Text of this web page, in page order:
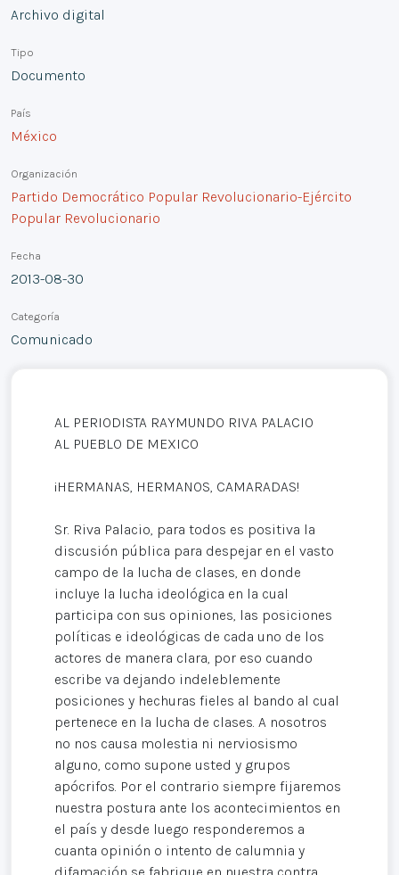
Archivo digital
Tipo
Documento
País
México
Organización
Partido Democrático Popular Revolucionario-Ejército
Popular Revolucionario
Fecha
2013-08-30
Categoría
Comunicado
AL PERIODISTA RAYMUNDO RIVA PALACIO
AL PUEBLO DE MEXICO
¡HERMANAS, HERMANOS, CAMARADAS!
Sr. Riva Palacio, para todos es positiva la
discusión pública para despejar en el vasto
campo de la lucha de clases, en donde
incluye la lucha ideológica en la cual
participa con sus opiniones, las posiciones
políticas e ideológicas de cada uno de los
actores de manera clara, por eso cuando
escribe va dejando indeleblemente
posiciones y hechuras fieles al bando al cual
pertenece en la lucha de clases. A nosotros
no nos causa molestia ni nerviosismo
alguno, como supone usted y grupos
apócrifos. Por el contrario siempre fijaremos
nuestra postura ante los acontecimientos en
el país y desde luego responderemos a
cuanta opinión o intento de calumnia y